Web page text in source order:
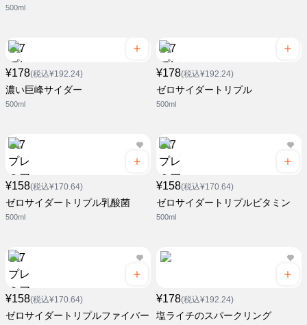
500ml
¥178(税込¥192.24)
濃い巨峰サイダー
500ml
¥178(税込¥192.24)
ゼロサイダートリプル
500ml
¥158(税込¥170.64)
ゼロサイダートリプル乳酸菌
500ml
¥158(税込¥170.64)
ゼロサイダートリプルビタミン
500ml
¥158(税込¥170.64)
ゼロサイダートリプルファイバー
¥178(税込¥192.24)
塩ライチのスパークリング